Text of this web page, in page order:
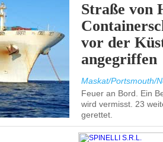
Straße von
vor der
angegriffen
Maskat/Portsmouth/
Feuer an Bord. Ein
wird vermisst. 23
gerettet.